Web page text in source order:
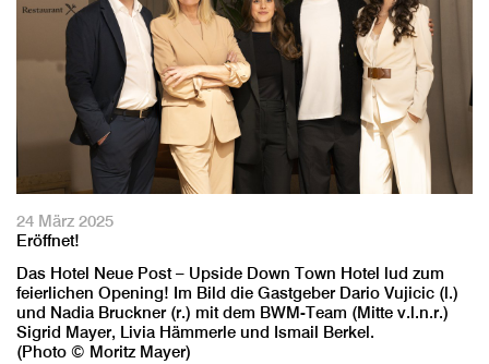
24 März 2025
Eröffnet!
Das Hotel Neue Post – Upside Down Town Hotel lud zum
feierlichen Opening! Im Bild die Gastgeber Dario Vujicic (l.)
und Nadia Bruckner (r.) mit dem BWM-Team (Mitte v.l.n.r.)
Sigrid Mayer, Livia Hämmerle und Ismail Berkel.
(Photo © Moritz Mayer)